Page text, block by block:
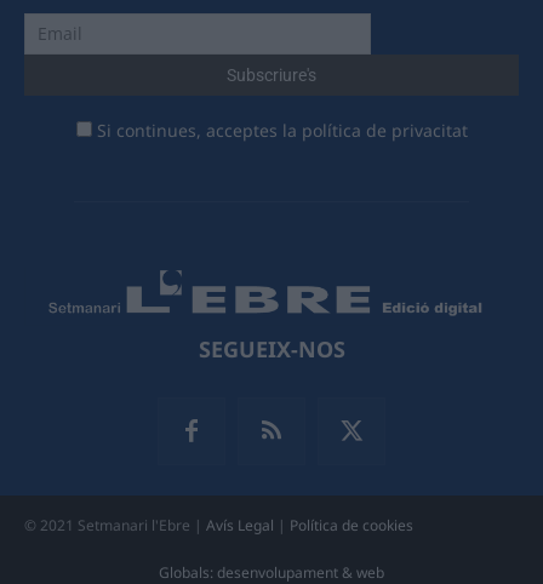
Si continues, acceptes la política de privacitat
SEGUEIX-NOS
© 2021 Setmanari l'Ebre | Avís Legal | Política de cookies
Globals: desenvolupament & web